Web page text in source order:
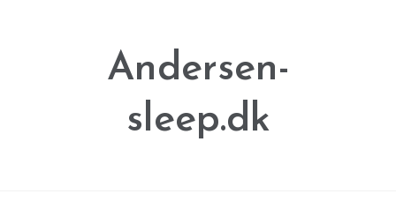
Andersen-
sleep.dk